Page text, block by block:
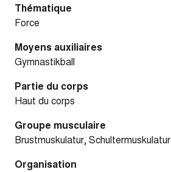
Thématique
Force
Moyens auxiliaires
Gymnastikball
Partie du corps
Haut du corps
Groupe musculaire
Brustmuskulatur, Schultermuskulatur
Organisation